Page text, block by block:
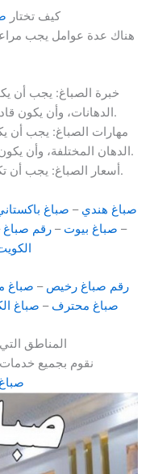
كيف تختار
هناك عدة عوامل يجب
خبرة الصباغ: يجب أن
الدهانات، وأن يكون قادرًا على تقديم خدمات عالية الجودة.
مهارات الصباغ: يجب أن
الدهان المختلفة، وأن يكون قادرًا على تنفيذ الدهانات بدقة وعناية.
أسعار الصباغ: يجب أن تكون أسعار الصباغ مناسبة لميزانيتك.
صباغ هندي – صباغ
– صباغ بيوت –رقم صباغ
رقم صباغ رخيص – صباغ
صباغ محترف – صباغ
المناطق
نقوم بجميع